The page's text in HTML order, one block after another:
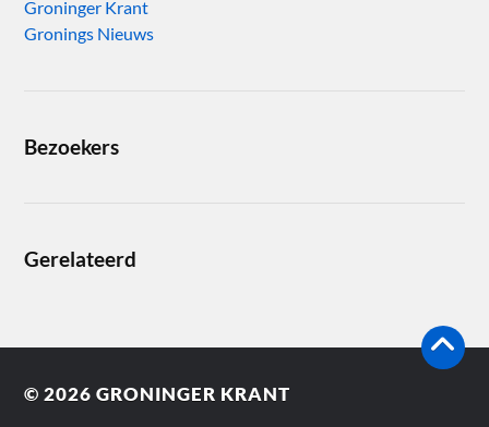
Groninger Krant
Gronings Nieuws
Bezoekers
Gerelateerd
© 2026GRONINGER KRANT